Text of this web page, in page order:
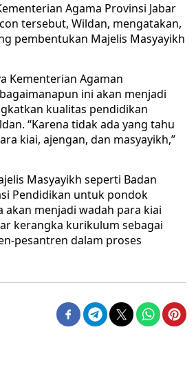
Agama Provinsi Jabar
tersebut, Wildan, mengatakan,
pembentukan Majelis Masyayikh
Kementerian Agaman
ini akan menjadi
kualitas pendidikan
“Karena tidak ada yang tahu
kiai, ajengan, dan masyayikh,”
Masyayikh seperti Badan
Pendidikan untuk pondok
akan menjadi wadah para kiai
kerangka kurikulum sebagai
pesantren dalam proses